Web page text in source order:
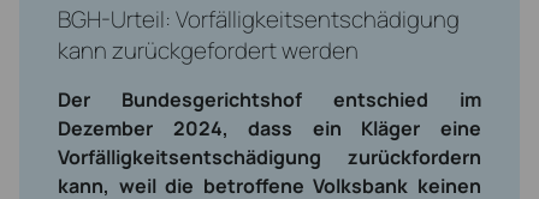
BGH-Urteil: Vorfälligkeitsentschädigung
kann zurückgefordert werden
Der Bundesgerichtshof entschied im
Dezember 2024, dass ein Kläger eine
Vorfälligkeitsentschädigung zurückfordern
kann, weil die betroffene Volksbank keinen